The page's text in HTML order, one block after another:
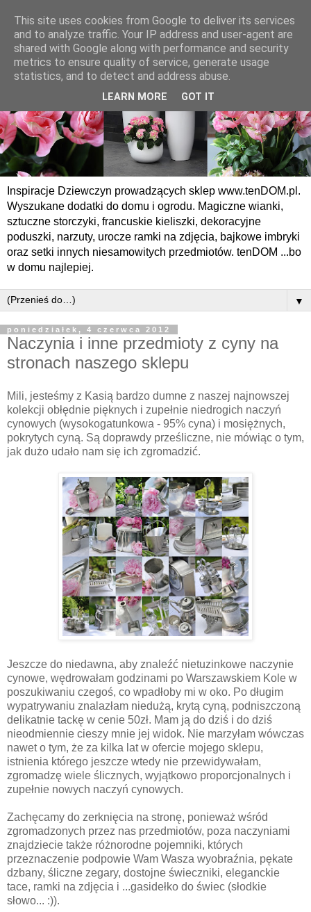
Inspiracje Dziewczyn prowadzących sklep www.tenDOM.pl.
Wyszukane dodatki do domu i ogrodu. Magiczne wianki,
sztuczne storczyki, francuskie kieliszki, dekoracyjne
poduszki, narzuty, urocze ramki na zdjęcia, bajkowe imbryki
oraz setki innych niesamowitych przedmiotów. tenDOM ...bo
w domu najlepiej.
▼
poniedziałek, 4 czerwca 2012
Naczynia i inne przedmioty z cyny na
stronach naszego sklepu
Mili, jesteśmy z Kasią bardzo dumne z naszej najnowszej
kolekcji obłędnie pięknych i zupełnie niedrogich naczyń
cynowych (wysokogatunkowa - 95% cyna) i mosiężnych,
pokrytych cyną. Są doprawdy prześliczne, nie mówiąc o tym,
jak dużo udało nam się ich zgromadzić.
Jeszcze do niedawna, aby znaleźć nietuzinkowe naczynie
cynowe, wędrowałam godzinami po Warszawskiem Kole w
poszukiwaniu czegoś, co wpadłoby mi w oko. Po długim
wypatrywaniu znalazłam niedużą, krytą cyną, podniszczoną
delikatnie tackę w cenie 50zł. Mam ją do dziś i do dziś
nieodmiennie cieszy mnie jej widok. Nie marzyłam wówczas
nawet o tym, że za kilka lat w ofercie mojego sklepu,
istnienia którego jeszcze wtedy nie przewidywałam,
zgromadzę wiele ślicznych, wyjątkowo proporcjonalnych i
zupełnie nowych naczyń cynowych.
Zachęcamy do zerknięcia na stronę, ponieważ wśród
zgromadzonych przez nas przedmiotów, poza naczyniami
znajdziecie także różnorodne pojemniki, których
przeznaczenie podpowie Wam Wasza wyobraźnia, pękate
dzbany, śliczne zegary, dostojne świeczniki, eleganckie
tace, ramki na zdjęcia i ...gasidełko do świec (słodkie
słowo... :)).
This site uses cookies from Google to deliver its services
and to analyze traffic. Your IP address and user-agent are
shared with Google along with performance and security
metrics to ensure quality of service, generate usage
statistics, and to detect and address abuse.
LEARN MORE GOT IT